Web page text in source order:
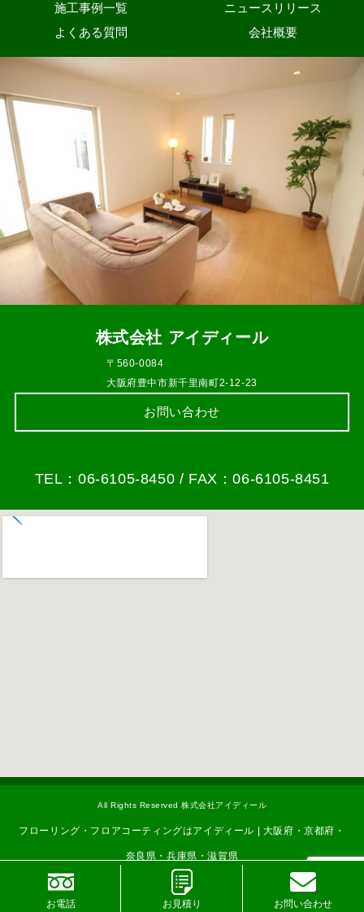
施工事例一覧
ニュースリリース
よくある質問
会社概要
株式会社 アイディール
〒560-0084
大阪府豊中市新千里南町2-12-23
お問い合わせ
TEL：06-6105-8450 / FAX：06-6105-8451
All Rights Reserved 株式会社アイディール
フローリング・フロアコーティングはアイディール | 大阪府・京都府・
奈良県・兵庫県・滋賀県
お電話 お見積り お問い合わせ